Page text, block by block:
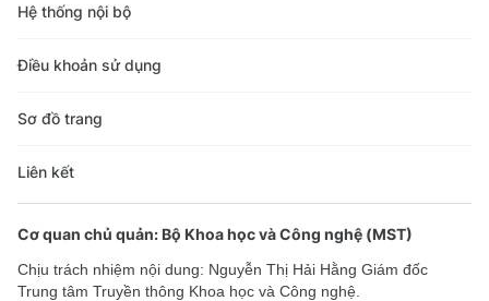
Hệ thống nội bộ
Điều khoản sử dụng
Sơ đồ trang
Liên kết
Cơ quan chủ quản: Bộ Khoa học và Công nghệ (MST)
Chịu trách nhiệm nội dung: Nguyễn Thị Hải Hằng Giám đốc
Trung tâm Truyền thông Khoa học và Công nghệ.